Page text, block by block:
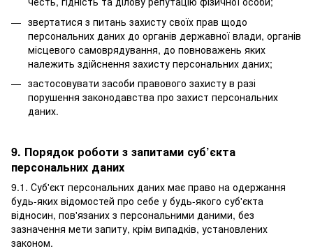
звертатися з питань захисту своїх прав щодо
персональних даних до органів державної влади, органів
місцевого самоврядування, до повноважень яких
належить здійснення захисту персональних даних;
застосовувати засоби правового захисту в разі
порушення законодавства про захист персональних
даних.
9. Порядок роботи з запитами суб’єкта
персональних даних
9.1. Суб'єкт персональних даних має право на одержання
будь-яких відомостей про себе у будь-якого суб'єкта
відносин, пов'язаних з персональними даними, без
зазначення мети запиту, крім випадків, установлених
законом.